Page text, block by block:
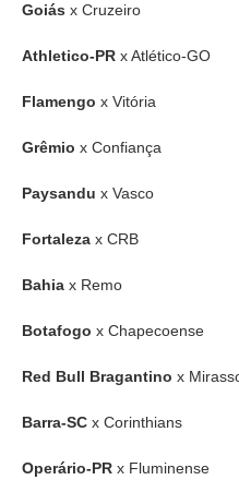
Goiás x Cruzeiro
Athletico-PR x Atlético-GO
Flamengo x Vitória
Grêmio x Confiança
Paysandu x Vasco
Fortaleza x CRB
Bahia x Remo
Botafogo x Chapecoense
Red Bull Bragantino x
Barra-SC x Corinthians
Operário-PR x Fluminense